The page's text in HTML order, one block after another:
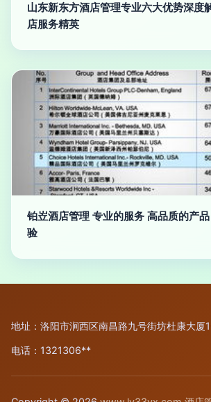
山东新东方酒店管理专业六大优势深度
店服务精英
铂岦酒店管理 专业的服务 高品质的产
验
地址：洛阳市涧西区南昌路九号街坊杜康大厦
电话：1321306**